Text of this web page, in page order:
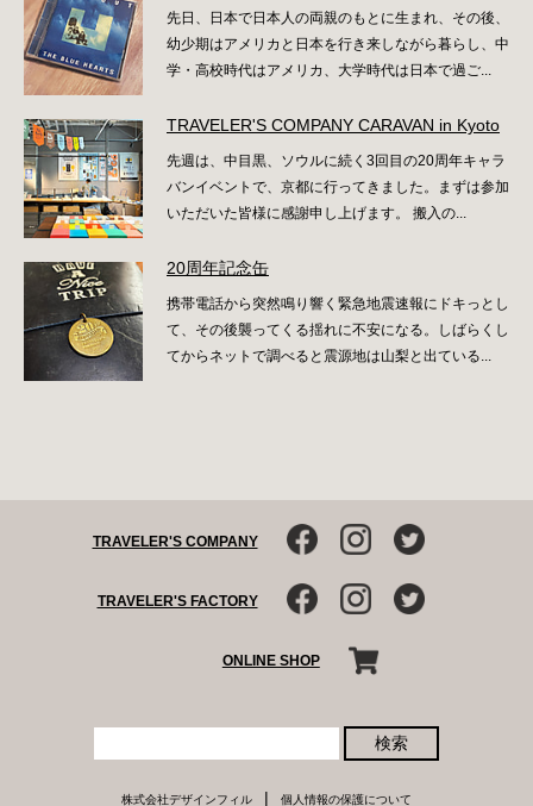
先日、日本で日本人の両親のもとに生まれ、その後、
幼少期はアメリカと日本を行き来しながら暮らし、中
学・高校時代はアメリカ、大学時代は日本で過ご...
TRAVELER'S COMPANY CARAVAN in Kyoto
先週は、中目黒、ソウルに続く3回目の20周年キャラ
バンイベントで、京都に行ってきました。まずは参加
いただいた皆様に感謝申し上げます。 搬入の...
20周年記念缶
携帯電話から突然鳴り響く緊急地震速報にドキっとし
て、その後襲ってくる揺れに不安になる。しばらくし
てからネットで調べると震源地は山梨と出ている...
TRAVELER'S COMPANY
TRAVELER'S FACTORY
ONLINE SHOP
検索
株式会社デザインフィル | 個人情報の保護について